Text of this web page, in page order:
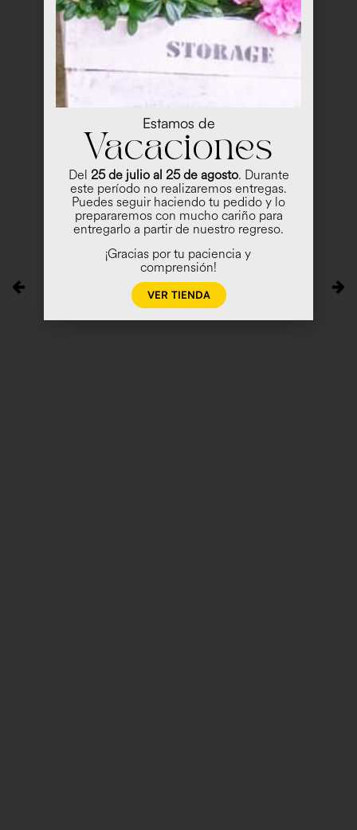
Estamos de
Vacaciones
Del 25 de julio al 25 de agosto. Durante
este período no realizaremos entregas.
Puedes seguir haciendo tu pedido y lo
prepararemos con mucho cariño para
entregarlo a partir de nuestro regreso.
¡Gracias por tu paciencia y
comprensión!
VER TIENDA